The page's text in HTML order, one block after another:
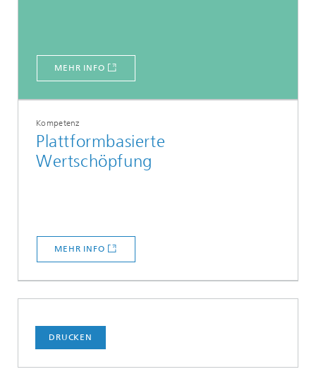
MEHR INFO
Kompetenz
Plattformbasierte
Wertschöpfung
MEHR INFO
DRUCKEN